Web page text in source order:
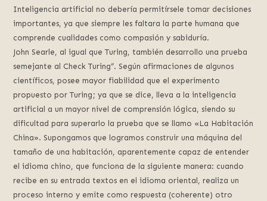
Inteligencia artificial no debería permitírsele tomar decisiones
importantes, ya que siempre les faltara la parte humana que
comprende cualidades como compasión y sabiduría.
John Searle, al igual que Turing, también desarrollo una prueba
semejante al Check Turing”. Según afirmaciones de algunos
científicos, posee mayor fiabilidad que el experimento
propuesto por Turing; ya que se dice, lleva a la inteligencia
artificial a un mayor nivel de comprensión lógica, siendo su
dificultad para superarlo la prueba que se llamo «La Habitación
China». Supongamos que logramos construir una máquina del
tamaño de una habitación, aparentemente capaz de entender
el idioma chino, que funciona de la siguiente manera: cuando
recibe en su entrada textos en el idioma oriental, realiza un
proceso interno y emite como respuesta (coherente) otro